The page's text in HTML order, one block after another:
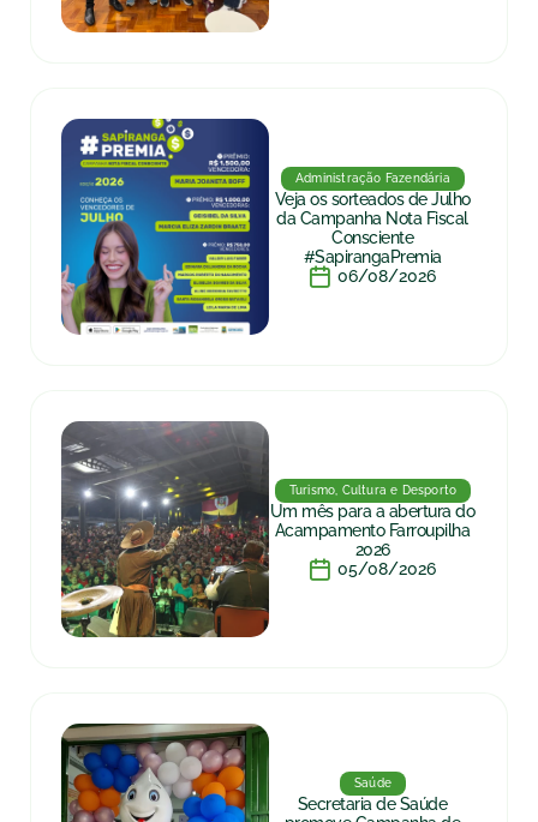
Administração Fazendária
Veja os sorteados de Julho
da Campanha Nota Fiscal
Consciente
#SapirangaPremia
06/08/2026
Turismo, Cultura e Desporto
Um mês para a abertura do
Acampamento Farroupilha
2026
05/08/2026
Saúde
Secretaria de Saúde